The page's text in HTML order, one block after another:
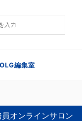
編集室
オンラインサロン